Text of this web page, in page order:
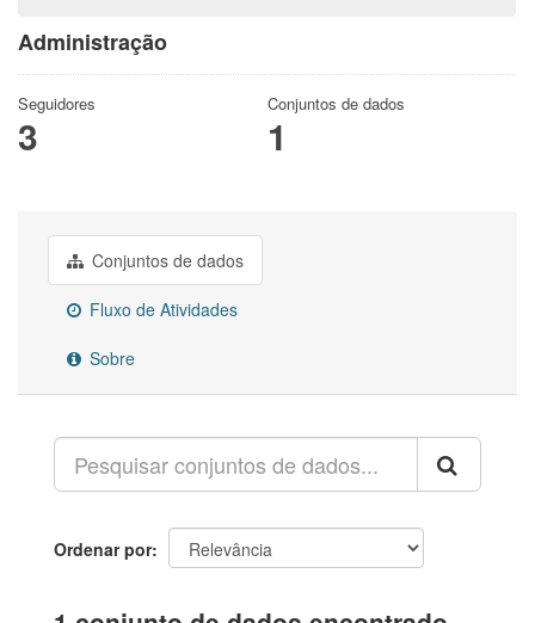
Administração
Seguidores
3
Conjuntos de dados
1
Conjuntos de dados
Fluxo de Atividades
Sobre
Ordenar por